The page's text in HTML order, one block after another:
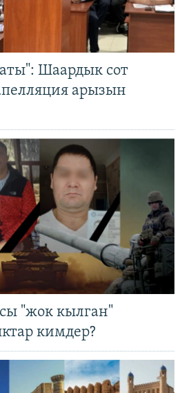
Шаардык сот
арызын
"жок кылган"
кимдер?